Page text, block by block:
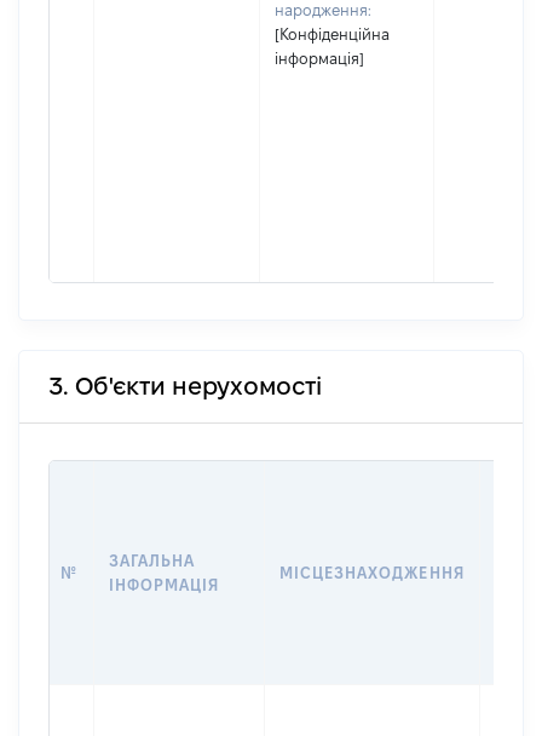
народження:
[Конфіденційна
інформація]
3. Об'єкти нерухомості
№
ЗАГАЛЬНА
ІНФОРМАЦІЯ
МІСЦЕЗНАХОДЖЕННЯ